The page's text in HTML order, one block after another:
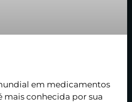
em medicamentos
mais conhecida por sua